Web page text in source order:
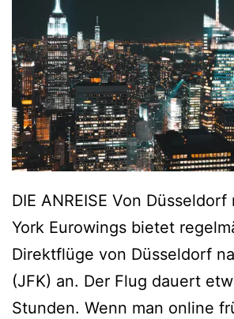
DIE ANREISE Von
York Eurowings bietet
Direktflüge von Düsseldorf
(JFK) an. Der Flug dauert
Stunden. Wenn man online